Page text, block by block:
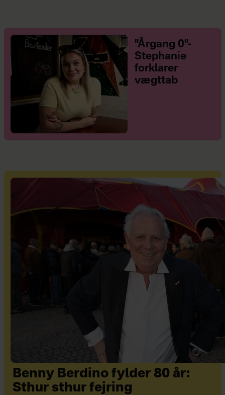
"Årgang 0"-
Stephanie
forklarer
vægttab
Benny Berdino fylder 80 år:
Sthur sthur fejring